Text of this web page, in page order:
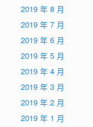
2019 年 8 月
2019 年 7 月
2019 年 6 月
2019 年 5 月
2019 年 4 月
2019 年 3 月
2019 年 2 月
2019 年 1 月